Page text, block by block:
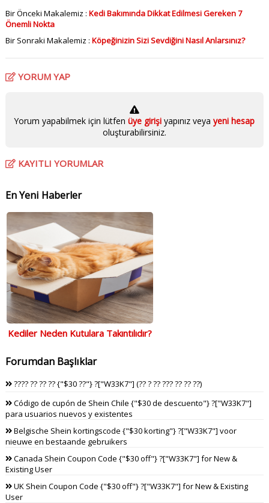
Bir Önceki Makalemiz : Kedi Bakımında Dikkat Edilmesi Gereken 7
Önemli Nokta
Bir Sonraki Makalemiz : Köpeğinizin Sizi Sevdiğini Nasıl Anlarsınız?
YORUM YAP
Yorum yapabilmek için lütfenüye girişiyapınız veya yeni hesap
oluşturabilirsiniz.
KAYITLI YORUMLAR
En Yeni Haberler
Kediler Neden Kutulara Takıntılıdır?
Forumdan Başlıklar
???? ?? ?? ?? {"$30 ??"} ?["W33K7"] (?? ? ?? ??? ?? ?? ??)
Código de cupón de Shein Chile {"$30 de descuento"} ?["W33K7"]
para usuarios nuevos y existentes
Belgische Shein kortingscode {"$30 korting"} ?["W33K7"] voor
nieuwe en bestaande gebruikers
Canada Shein Coupon Code {"$30 off"} ?["W33K7"] for New &
Existing User
UK Shein Coupon Code {"$30 off"} ?["W33K7"] for New & Existing
User